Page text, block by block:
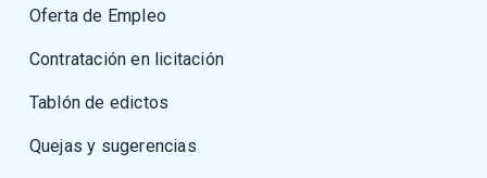
Oferta de Empleo
Contratación en licitación
Tablón de edictos
Quejas y sugerencias